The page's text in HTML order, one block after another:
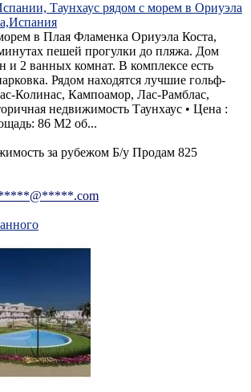
Таунхаус рядом с морем в Ориуэла
в Плая Фламенка Ориуэла Коста,
пешей прогулки до пляжа. Дом
и 2 ванных комнат. В комплексе есть
Рядом находятся лучшие гольф-
Колинас, Кампоамор, Лас-Рамблас,
недвижимость Таунхаус • Цена :
86 M2 об...
за рубежом Б/у Продам 825